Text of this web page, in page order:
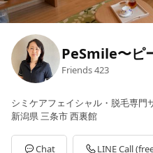
PeSmile〜ピ
Friends423
シミケアフェイシャル・脱毛専門
新潟県 三条市 西裏館
Chat LINE Call